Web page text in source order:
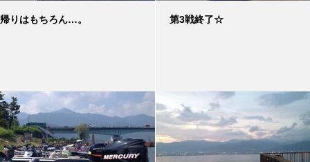
帰りはもちろん…。 第3戦終了☆